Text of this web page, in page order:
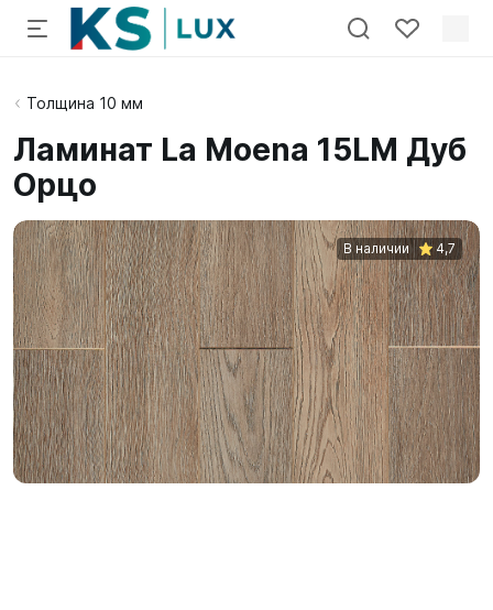
Толщина 10 мм
Ламинат La Moena 15LM Дуб
Орцо
В наличии 4,7